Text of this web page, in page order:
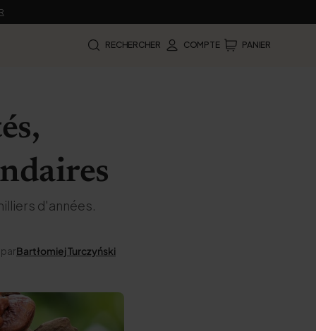
RECHERCHER COMPTE PANIER
d'années.
Bartłomiej Turczyński